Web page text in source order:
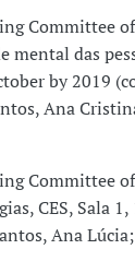
Committee
mental das
by 2019
Ana
Committee
CES, Sala
Ana